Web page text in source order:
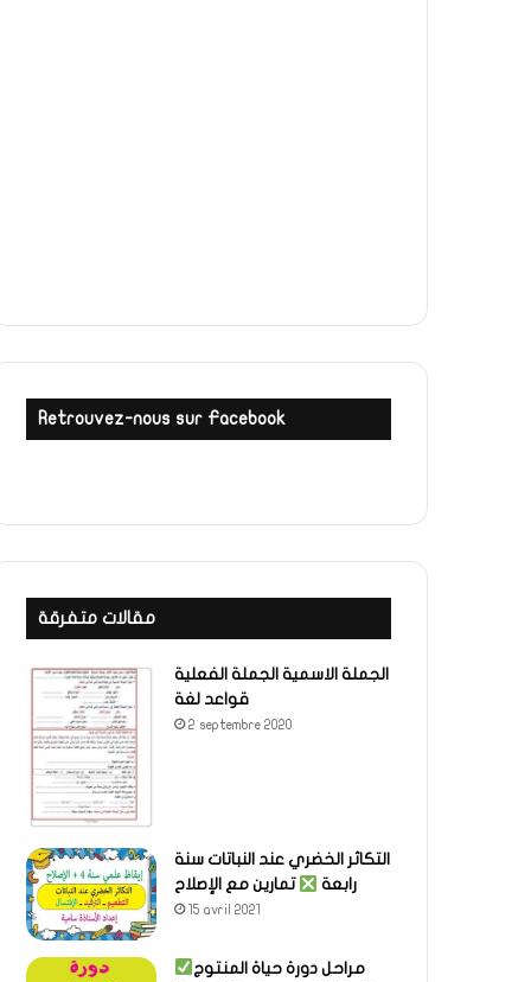
Retrouvez-nous sur Facebook
مقالات متفرقة
الجملة الاسمية الجملة الفعلية
قواعد لغة
2 septembre 2020
التكاثر الخضري عند النباتات سنة
رابعة
تمارين مع الإصلاح
15 avril 2021
مراحل دورة حياة المنتوج